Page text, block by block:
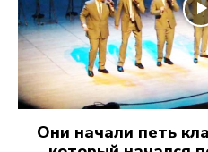
Они начали петь